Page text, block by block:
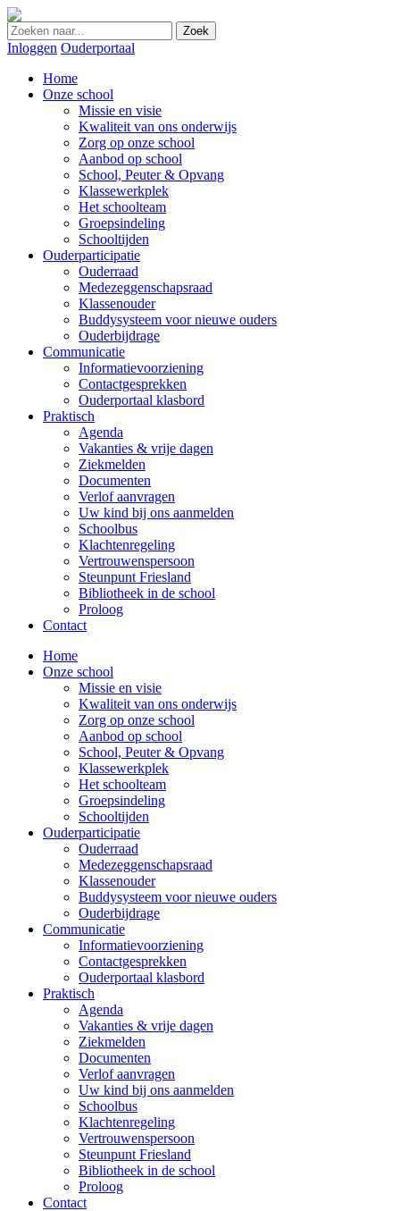
Zoek
Inloggen Ouderportaal
Home
Onze school
Missie en visie
Kwaliteit van ons onderwijs
Zorg op onze school
Aanbod op school
School, Peuter & Opvang
Klassewerkplek
Het schoolteam
Groepsindeling
Schooltijden
Ouderparticipatie
Ouderraad
Medezeggenschapsraad
Klassenouder
Buddysysteem voor nieuwe ouders
Ouderbijdrage
Communicatie
Informatievoorziening
Contactgesprekken
Ouderportaal klasbord
Praktisch
Agenda
Vakanties & vrije dagen
Ziekmelden
Documenten
Verlof aanvragen
Uw kind bij ons aanmelden
Schoolbus
Klachtenregeling
Vertrouwenspersoon
Steunpunt Friesland
Bibliotheek in de school
Proloog
Contact
Home
Onze school
Missie en visie
Kwaliteit van ons onderwijs
Zorg op onze school
Aanbod op school
School, Peuter & Opvang
Klassewerkplek
Het schoolteam
Groepsindeling
Schooltijden
Ouderparticipatie
Ouderraad
Medezeggenschapsraad
Klassenouder
Buddysysteem voor nieuwe ouders
Ouderbijdrage
Communicatie
Informatievoorziening
Contactgesprekken
Ouderportaal klasbord
Praktisch
Agenda
Vakanties & vrije dagen
Ziekmelden
Documenten
Verlof aanvragen
Uw kind bij ons aanmelden
Schoolbus
Klachtenregeling
Vertrouwenspersoon
Steunpunt Friesland
Bibliotheek in de school
Proloog
Contact